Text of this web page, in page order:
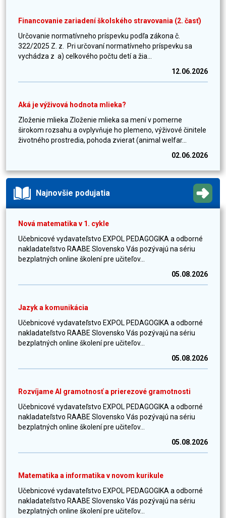
Financovanie zariadení školského stravovania (2. časť)
Určovanie normatívneho príspevku podľa zákona č.
322/2025 Z. z. Pri určovaní normatívneho príspevku sa
vychádza z a) celkového počtu detí a žia...
12.06.2026
Aká je výživová hodnota mlieka?
Zloženie mlieka Zloženie mlieka sa mení v pomerne
širokom rozsahu a ovplyvňuje ho plemeno, výživové činitele
životného prostredia, pohoda zvierat (animal welfar...
02.06.2026
Najnovšie podujatia
Nová matematika v 1. cykle
Učebnicové vydavateľstvo EXPOL PEDAGOGIKA a odborné
nakladateľstvo RAABE Slovensko Vás pozývajú na sériu
bezplatných online školení pre učiteľov...
05.08.2026
Jazyk a komunikácia
Učebnicové vydavateľstvo EXPOL PEDAGOGIKA a odborné
nakladateľstvo RAABE Slovensko Vás pozývajú na sériu
bezplatných online školení pre učiteľov...
05.08.2026
Rozvíjame AI gramotnosť a prierezové gramotnosti
Učebnicové vydavateľstvo EXPOL PEDAGOGIKA a odborné
nakladateľstvo RAABE Slovensko Vás pozývajú na sériu
bezplatných online školení pre učiteľov...
05.08.2026
Matematika a informatika v novom kurikule
Učebnicové vydavateľstvo EXPOL PEDAGOGIKA a odborné
nakladateľstvo RAABE Slovensko Vás pozývajú na sériu
bezplatných online školení pre učiteľov...